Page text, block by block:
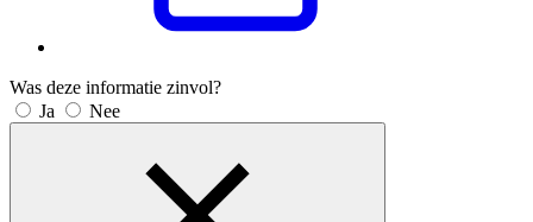
Was deze informatie zinvol?
Ja
Nee